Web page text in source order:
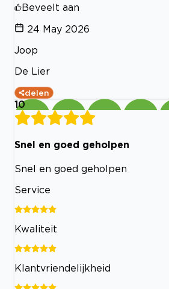
Beveelt aan
24 May 2026
Joop
De Lier
delen
10
Snel en goed geholpen
Snel en goed geholpen
Service
Kwaliteit
Klantvriendelijkheid